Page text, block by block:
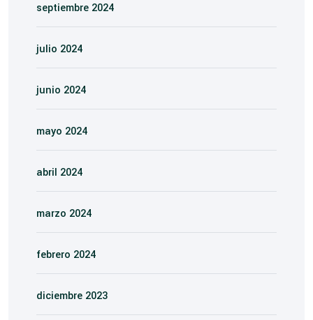
septiembre 2024
julio 2024
junio 2024
mayo 2024
abril 2024
marzo 2024
febrero 2024
diciembre 2023